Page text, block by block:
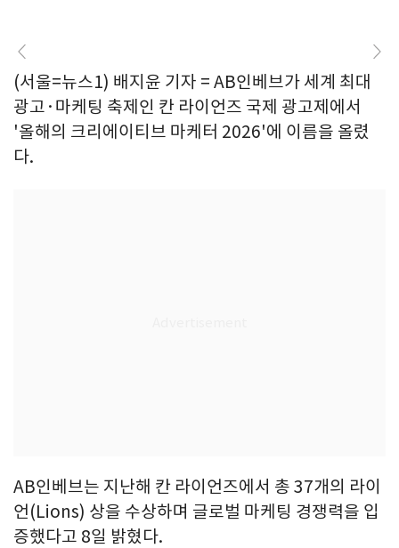
(서울=뉴스1) 배지윤 기자 = AB인베브가 세계 최대
광고·마케팅 축제인 칸 라이언즈 국제 광고제에서
'올해의 크리에이티브 마케터 2026'에 이름을 올렸
다.
AB인베브는 지난해 칸 라이언즈에서 총 37개의 라이
언(Lions) 상을 수상하며 글로벌 마케팅 경쟁력을 입
증했다고 8일 밝혔다.